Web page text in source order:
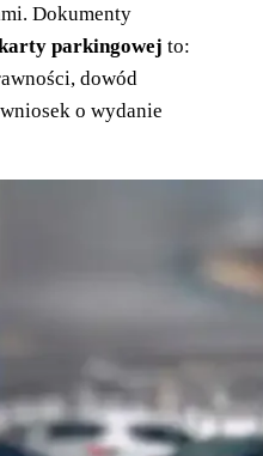
Dokumenty
parkingowej to:
dowód
o wydanie